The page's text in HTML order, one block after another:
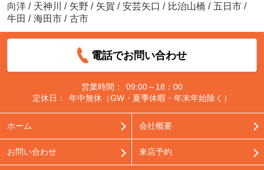
向洋 / 天神川 / 矢野 / 矢賀 / 安芸矢口 / 比治山橋 / 五日市 /
牛田 / 海田市 / 古市
電話でお問い合わせ
営業時間：
09:00～18：00
定休日：
年中無休（GW・夏季休暇・年末年始除く）
ホーム 会社概要
お問い合わせ 来店予約